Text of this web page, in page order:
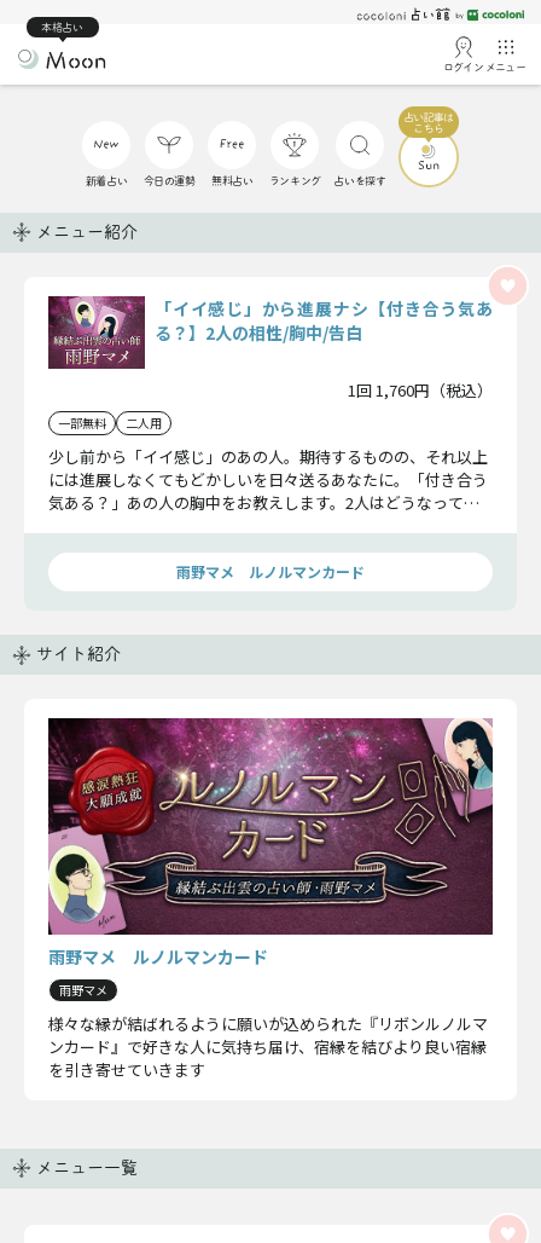
本格占い
ログイン メニュー
新着占い 今日の運勢 無料占い ランキング 占いを探す
メニュー紹介
「イイ感じ」から進展ナシ【付き合う気あ
る？】2人の相性/胸中/告白
1回 1,760円（税込）
一部無料 二人用
少し前から「イイ感じ」のあの人。期待するものの、それ以上
には進展しなくてもどかしいを日々送るあなたに。「付き合う
気ある？」あの人の胸中をお教えします。2人はどうなってい
雨野マメ ルノルマンカード
サイト紹介
雨野マメ ルノルマンカード
雨野マメ
様々な縁が結ばれるように願いが込められた『リボンルノルマ
ンカード』で好きな人に気持ち届け、宿縁を結びより良い宿縁
を引き寄せていきます
メニュー一覧